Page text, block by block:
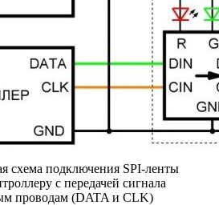
схема подключения SPI-ленты
с передачей сигнала
проводам (DATA и CLK)